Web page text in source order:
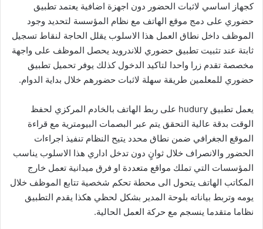
كجهاز اساسي لاثبات الحضور دون اجهزة اضافية يعتمد تطبيق
حضوري على دمج موقع الهاتف مع نظام المؤسسة لتحديد وجود
الموظف داخل نطاق العمل هذا الاسلوب يقلل الحاجة لنقاط تسجيل
ثابتة عند تثبيت تطبيق حضوري للاندرويد يحصل الموظف على واجهة
مخصصة تقدم زرا واحدا لتاكيد الدخول كذلك يوفر تحميل تطبيق
حضوري للمعلمين طريقة سهلة لاثبات حضورهم خلال بداية الدوام.
يعمل تطبيق hudury على ربط الهاتف بالخادم المركزي لحفظ
الوقت بدقة عالية التحقق يتم عبر البصمات البيومترية مع قراءة
الموقع الجغرافي ضمن نطاق محدد يتيح النظام تنفيذ اجراءات
الحضور والانصراف خلال ثوانٍ دون تدخل اداري هذا الاسلوب يناسب
المؤسسات التي تملك مواقع متعددة او فرق ميدانية تعمل خارج
المكاتب الهاتف يتحول الى محطة تحكم شخصية تتابع الموظف خلال
يومه وتربط بياناته بلوحة المدير بشكل لحظي هكذا يقدم التطبيق
نظاما متقدما ينسجم مع حركة العمل الحالية.